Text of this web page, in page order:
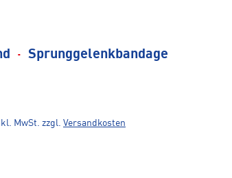
· Sprunggelenkbandage
MwSt. zzgl. Versandkosten